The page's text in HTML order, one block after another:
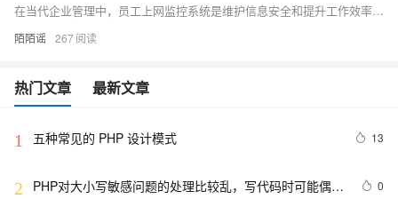
在当代企业管理中，员工上网监控系统是维护信息安全和提升工作效率的关键工具。PHP 中的关联数组凭借其灵活的键值对存储方式，在记录员工网络活动、管理访问规则及分析上网行为等方面发挥重要作用。通过关联数组，系统能高效记录每位员工的上网历史，设定网站访问权限，并统计不同类型的网站访问频率，帮助企业洞察员工上网模式，发现潜在问题并采取相应管理措施，从而保障信息安全和提高工作效率。
陌陌谣 267
热门文章 最新文章
1 五种常见的 PHP 设计模式 13
2
PHP对大小写敏感问题的处理比较乱，写代码时可能偶尔
0